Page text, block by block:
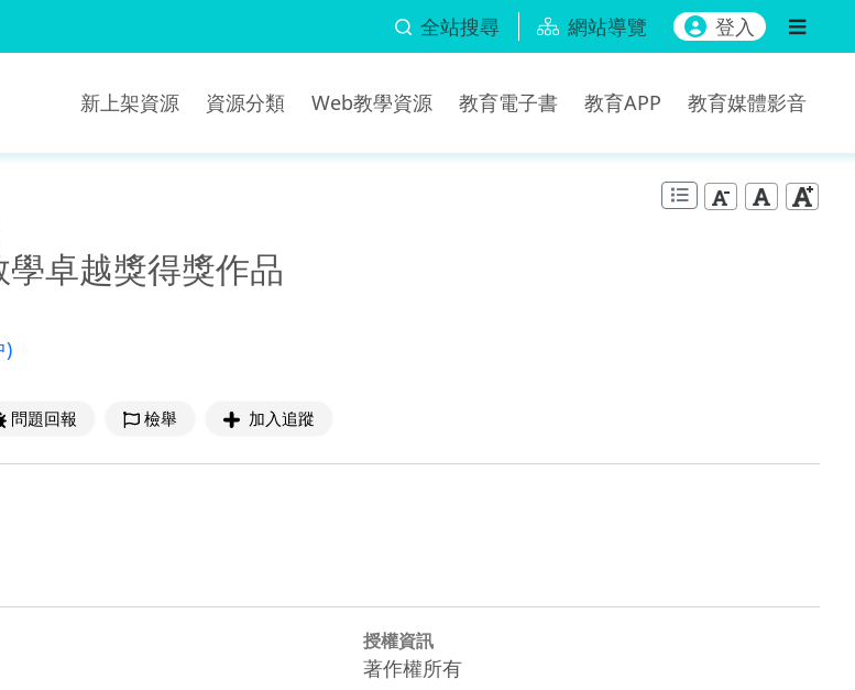
全站搜尋 網站導覽 登入
新上架資源 資源分類 Web教學資源 教育電子書 教育APP 教育媒體影音
卓越獎得獎作品
)
問題回報 檢舉 加入追蹤
授權資訊
著作權所有